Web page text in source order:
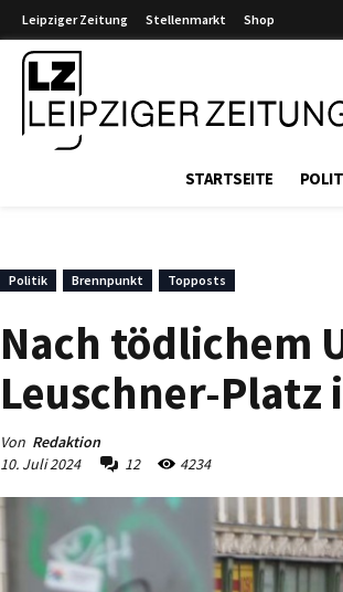
Leipziger Zeitung Stellenmarkt Shop
STARTSEITE
Politik Brennpunkt Topposts
Nach tödlichem
Leuschner-
Von Redaktion
10. Juli 2024
12 4234